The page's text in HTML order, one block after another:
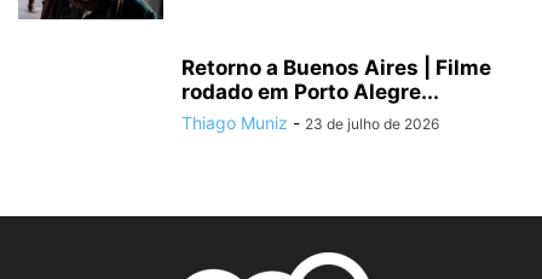
Retorno a Buenos Aires | Filme
rodado em Porto Alegre...
Thiago Muniz - 23 de julho de 2026